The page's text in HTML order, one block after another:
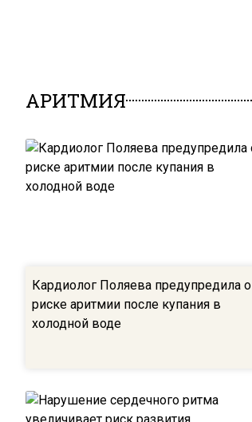
АРИТМИЯ
Кардиолог Поляева предупредила о
риске аритмии после купания в
холодной воде